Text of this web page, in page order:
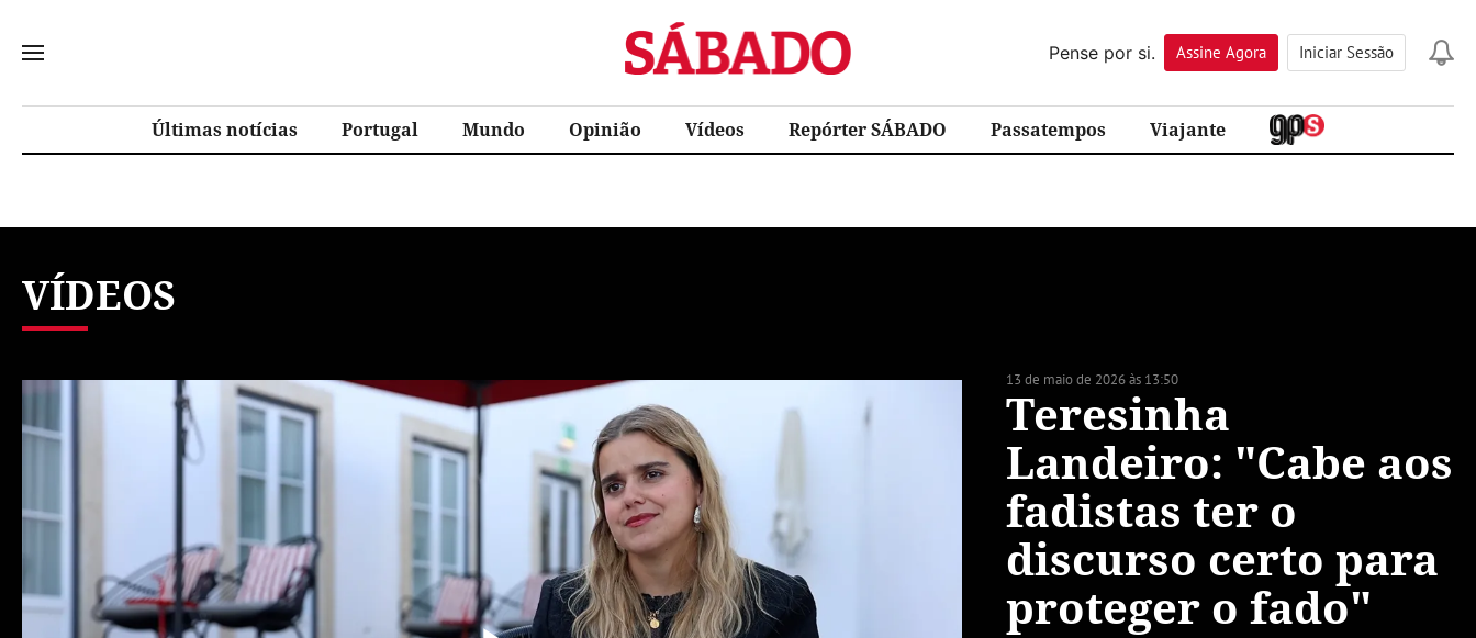
Sábado
Pense por si.
Assine Agora Iniciar Sessão
Últimas notícias Portugal Mundo Opinião Vídeos Repórter SÁBADO Passatempos Viajante
VÍDEOS
13 de maio de 2026 às 13:50
Teresinha
Landeiro: "Cabe aos
fadistas ter o
discurso certo para
proteger o fado"